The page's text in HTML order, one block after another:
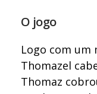
O jogo
Logo com um
Thomazel
Thomaz